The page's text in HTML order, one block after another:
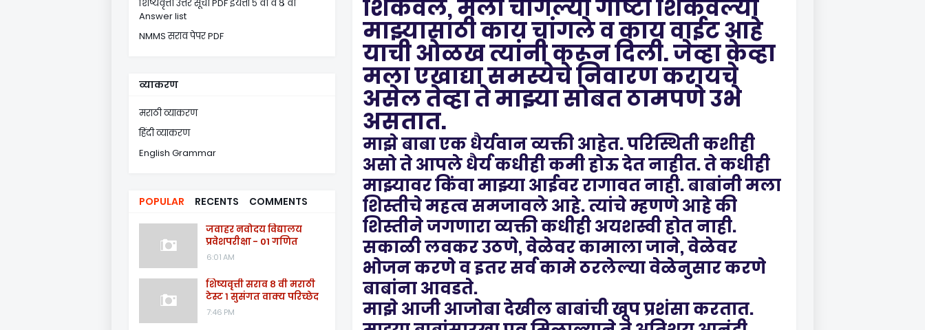
शिकवले, मला चांगल्या गोष्टी शिकवल्या
माझ्यासाठी काय चांगले व काय वाईट आहे
याची ओळख त्यांनी करून दिली. जेव्हा केव्हा
मला एखाद्या समस्येचे निवारण करायचे
असेल तेव्हा ते माझ्या सोबत ठामपणे उभे
असतात.
माझे बाबा एक धैर्यवान व्यक्ती आहेत. परिस्थिती कशीही
असो ते आपले धैर्य कधीही कमी होऊ देत नाहीत. ते कधीही
माझ्यावर किंवा माझ्या आईवर रागावत नाही. बाबांनी मला
शिस्तीचे महत्व समजावले आहे. त्यांचे म्हणणे आहे की
शिस्तीने जगणारा व्यक्ती कधीही अयशस्वी होत नाही.
सकाळी लवकर उठणे, वेळेवर कामाला जाने, वेळेवर
भोजन करणे व इतर सर्व कामे ठरलेल्या वेळेनुसार करणे
बाबांना आवडते.
माझे आजी आजोबा देखील बाबांची खूप प्रशंसा करतात.
शिष्यवृत्ती उत्तर सूची PDF इयत्ता ५ वी व ८ वी
Answer list
NMMS सराव पेपर PDF
व्याकरण
मराठी व्याकरण
हिंदी व्याकरण
English Grammar
POPULAR RECENTS COMMENTS
जवाहर नवोदय विद्यालय
प्रवेशपरीक्षा - 01 गणित
6:01 AM
शिष्यवृत्ती सराव ८ वी मराठी
टेस्ट १ सुसंगत वाक्य परिच्छेद
7:46 PM